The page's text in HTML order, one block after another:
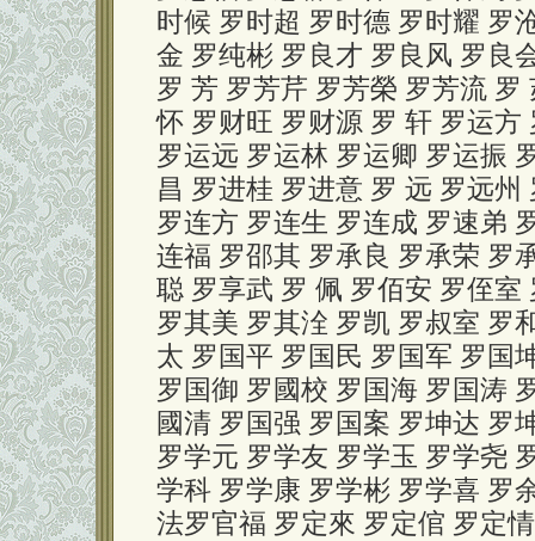
时候 罗时超 罗时德 罗时耀 罗
金 罗纯彬 罗良才 罗良风 罗良
罗 芳 罗芳芹 罗芳榮 罗芳流
怀 罗财旺 罗财源 罗 轩 罗运
罗运远 罗运林 罗运卿 罗运振
昌 罗进桂 罗进意 罗 远 罗远
罗连方 罗连生 罗连成 罗速弟
连福 罗邵其 罗承良 罗承荣 罗
聪 罗享武 罗 佩 罗佰安 罗侄
罗其美 罗其洤 罗凯 罗叔室 罗
太 罗国平 罗国民 罗国军 罗国
罗国御 罗國校 罗国海 罗国涛
國清 罗国强 罗国案 罗坤达 罗
罗学元 罗学友 罗学玉 罗学尧
学科 罗学康 罗学彬 罗学喜 罗
法罗官福 罗定來 罗定倌 罗定